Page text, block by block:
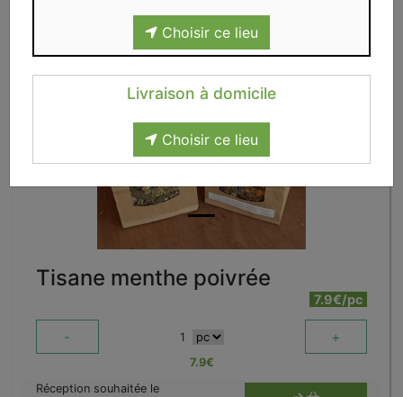
Choisir ce lieu
Livraison à domicile
Choisir ce lieu
Tisane menthe poivrée
7.9€/pc
- 1 +
7.9€
Réception souhaitée le